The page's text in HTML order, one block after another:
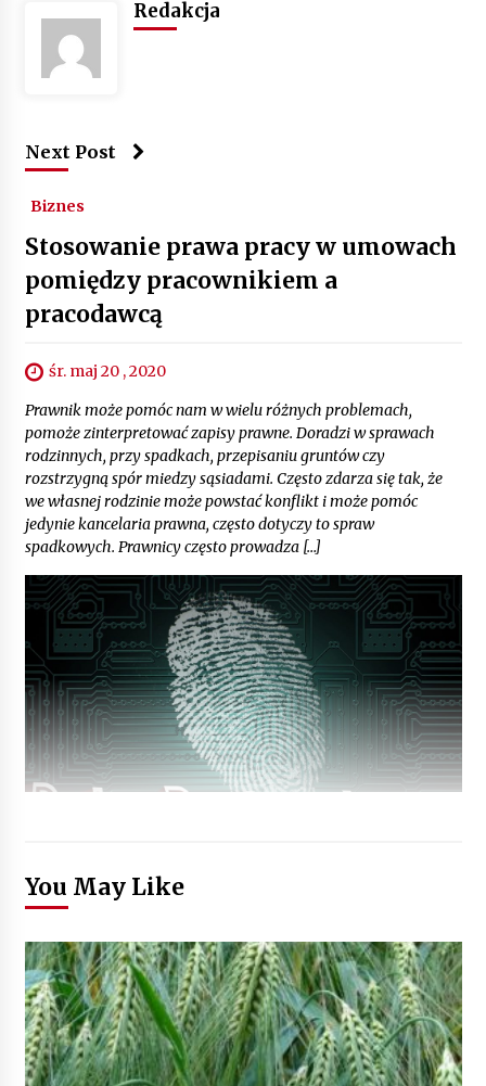
Redakcja
Next Post
Biznes
Stosowanie prawa pracy w umowach
pomiędzy pracownikiem a
pracodawcą
śr. maj 20 , 2020
Prawnik może pomóc nam w wielu różnych problemach,
pomoże zinterpretować zapisy prawne. Doradzi w sprawach
rodzinnych, przy spadkach, przepisaniu gruntów czy
rozstrzygną spór miedzy sąsiadami. Często zdarza się tak, że
we własnej rodzinie może powstać konflikt i może pomóc
jedynie kancelaria prawna, często dotyczy to spraw
spadkowych. Prawnicy często prowadza […]
You May Like